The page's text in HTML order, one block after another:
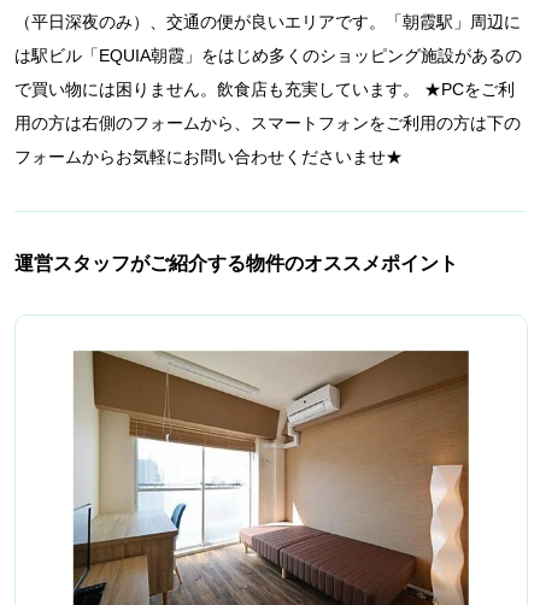
（平日深夜のみ）、交通の便が良いエリアです。「朝霞駅」周辺に
は駅ビル「EQUIA朝霞」をはじめ多くのショッピング施設があるの
で買い物には困りません。飲食店も充実しています。 ★PCをご利
用の方は右側のフォームから、スマートフォンをご利用の方は下の
フォームからお気軽にお問い合わせくださいませ★
運営スタッフがご紹介する物件のオススメポイント